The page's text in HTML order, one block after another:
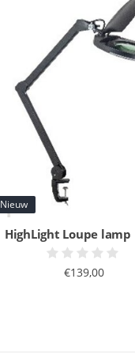
Nieuw
HighLight Loupe
€139,00